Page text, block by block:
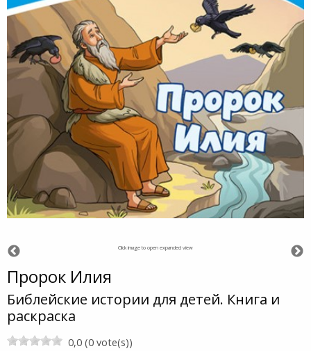
Click image to open expanded view
Пророк Илия
Библейские истории для детей. Книга и
раскраска
0,0 (0 vote(s))